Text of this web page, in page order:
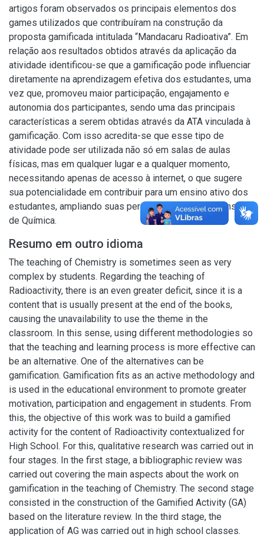
artigos foram observados os principais elementos dos
games utilizados que contribuíram na construção da
proposta gamificada intitulada “Mandacaru Radioativa”. Em
relação aos resultados obtidos através da aplicação da
atividade identificou-se que a gamificação pode influenciar
diretamente na aprendizagem efetiva dos estudantes, uma
vez que, promoveu maior participação, engajamento e
autonomia dos participantes, sendo uma das principais
características a serem obtidas através da ATA vinculada à
gamificação. Com isso acredita-se que esse tipo de
atividade pode ser utilizada não só em salas de aulas
físicas, mas em qualquer lugar e a qualquer momento,
necessitando apenas de acesso à internet, o que sugere
sua potencialidade em contribuir para um ensino ativo dos
estudantes, ampliando suas percepções acerca do ensino
de Química.
Resumo em outro idioma
The teaching of Chemistry is sometimes seen as very
complex by students. Regarding the teaching of
Radioactivity, there is an even greater deficit, since it is a
content that is usually present at the end of the books,
causing the unavailability to use the theme in the
classroom. In this sense, using different methodologies so
that the teaching and learning process is more effective can
be an alternative. One of the alternatives can be
gamification. Gamification fits as an active methodology and
is used in the educational environment to promote greater
motivation, participation and engagement in students. From
this, the objective of this work was to build a gamified
activity for the content of Radioactivity contextualized for
High School. For this, qualitative research was carried out in
four stages. In the first stage, a bibliographic review was
carried out covering the main aspects about the work on
gamification in the teaching of Chemistry. The second stage
consisted in the construction of the Gamified Activity (GA)
based on the literature review. In the third stage, the
application of AG was carried out in high school classes.